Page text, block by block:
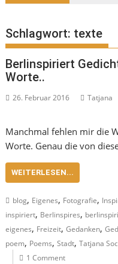
Schlagwort: texte
Berlinspiriert
Worte..
26. Februar 2016 Tatjana
Manchmal fehlen mir die
Worte. Genau die von
WEITERLESEN...
blog, Eigenes, Fotografie,
inspiriert, Berlinspires,
eigenes, Freizeit,Gedanken,
poem, Poems,Stadt,Tatjana
1 Comment